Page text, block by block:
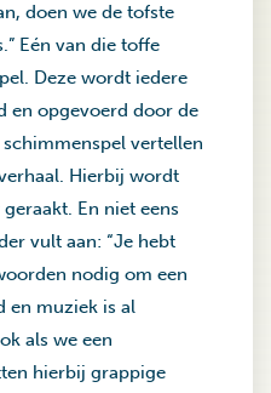
doen we de tofste
Eén van die toffe
Deze wordt iedere
en opgevoerd door de
vertellen
Hierbij wordt
En niet eens
vult aan: “Je hebt
nodig om een
en muziek is al
als we een
hierbij grappige